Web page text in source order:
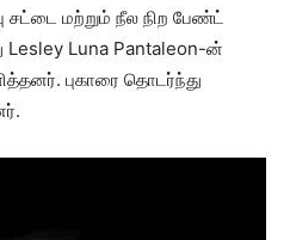
மற்றும் நீல நிற பேண்ட்
Lesley Luna Pantaleon-ன்
புகாரை தொடர்ந்து